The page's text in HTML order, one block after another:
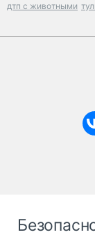
дтп с животными